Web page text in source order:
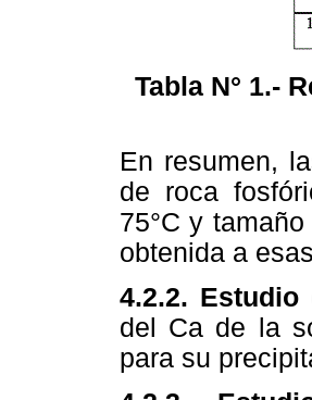
Tabla N° 1.-
En resumen,
de roca
75°C y
obtenida a
4.2.2.
del Ca de la
para su